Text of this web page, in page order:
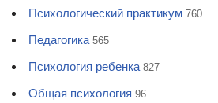
Психологический практикум 760
Педагогика 565
Психология ребенка 827
Общая психология 96